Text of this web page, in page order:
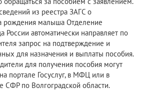
из реестра ЗАГС о
рождения малыша Отделение
России автоматически направляет по
запрос на подтверждение и
для назначения и выплаты пособия.
для получения пособия могут
портале Госуслуг, в МФЦ или в
СФР по Волгоградской области.